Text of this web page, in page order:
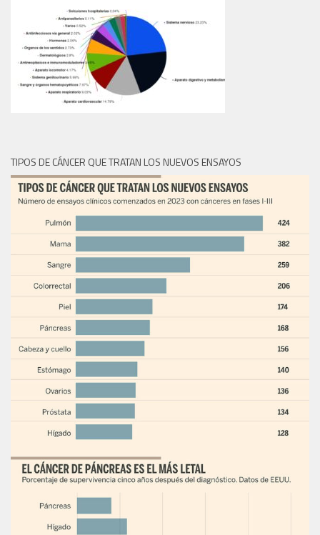
TIPOS DE CÁNCER QUE TRATAN LOS NUEVOS ENSAYOS